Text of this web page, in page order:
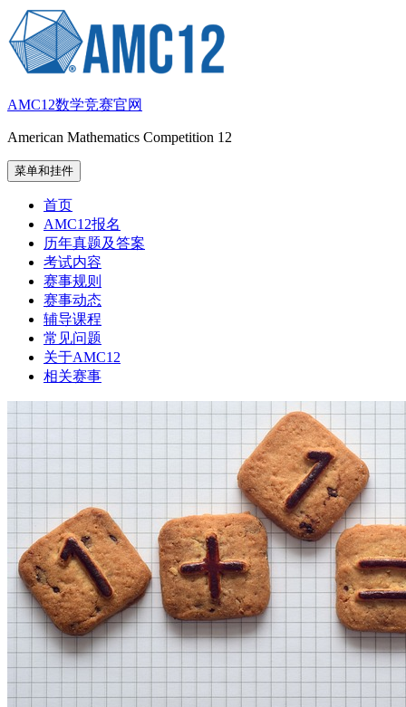
至
内
AMC12数学竞赛官网
American Mathematics Competition 12
菜单和挂件
首页
AMC12报名
历年真题及答案
考试内容
赛事规则
赛事动态
辅导课程
常见问题
关于AMC12
相关赛事